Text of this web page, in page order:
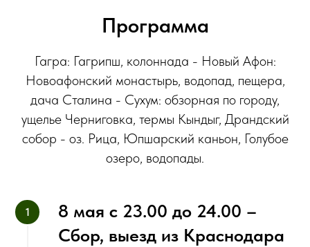
Программа
Гагра: Гагрипш, колоннада - Новый Афон:
Новоафонский монастырь, водопад, пещера,
дача Сталина - Сухум: обзорная по городу,
ущелье Черниговка, термы Кындыг, Драндский
собор - оз. Рица, Юпшарский каньон, Голубое
озеро, водопады.‌
8 мая с‌ 23.00 до 24.00 –
Сбор, выезд из Краснодара